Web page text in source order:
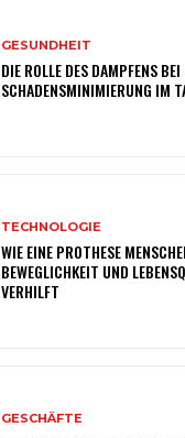
GESUNDHEIT
DIE ROLLE DES DAMPFENS BEI
SCHADENSMINIMIERUNG IM
TECHNOLOGIE
WIE EINE PROTHESE
BEWEGLICHKEIT UND
VERHILFT
GESCHÄFTE